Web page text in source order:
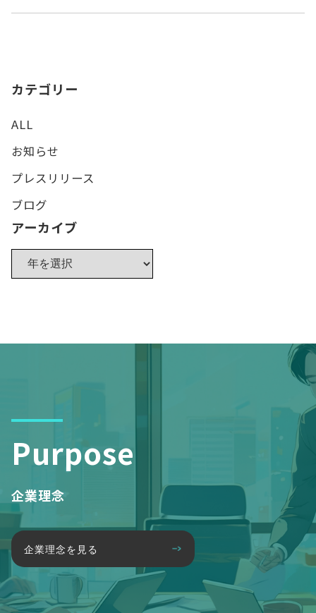
カテゴリー
ALL
お知らせ
プレスリリース
ブログ
アーカイブ
Purpose
企業理念
企業理念を見る